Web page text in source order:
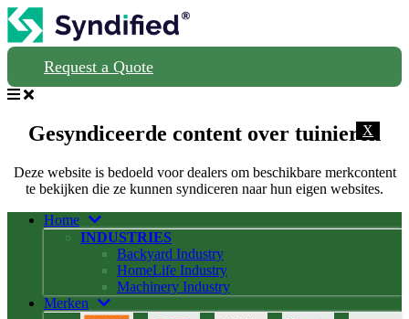
Request a Quote
X
Gesyndiceerde content over tuinieren
Deze website is bedoeld voor dealers om beschikbare merkcontent
te bekijken die ze kunnen syndiceren naar hun eigen websites.
Home
INDUSTRIES
Backyard Industry
HomeLife Industry
Machinery Industry
Merken